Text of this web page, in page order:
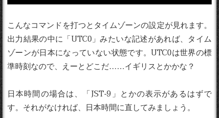
こんなコマンドを打つとタイムゾーンの設定が見れます。
出力結果の中に「UTC0」みたいな記述があれば、タイム
ゾーンが日本になっていない状態です。UTC0は世界の標
準時刻なので、えーとどこだ……イギリスとかかな？
日本時間の場合は、「JST-9」とかの表示があるはずで
す。それがなければ、日本時間に直してみましょう。